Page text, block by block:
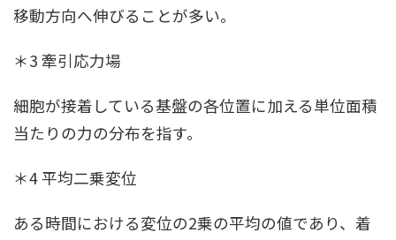
移動方向へ伸びることが多い。
＊3 牽引応力場
細胞が接着している基盤の各位置に加える単位面積
当たりの力の分布を指す。
＊4 平均二乗変位
ある時間における変位の2乗の平均の値であり、着